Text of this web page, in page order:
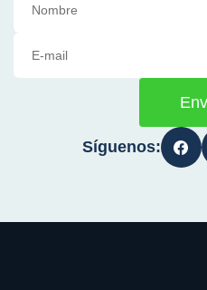
Síguenos: